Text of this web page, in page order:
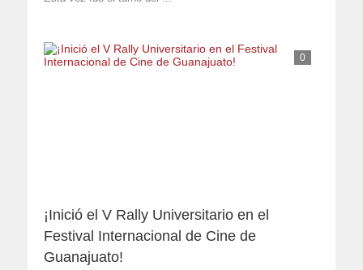
0
¡Inició el V Rally Universitario en el
Festival Internacional de Cine de
Guanajuato!